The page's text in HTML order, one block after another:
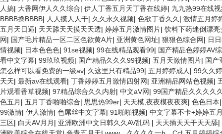
人搞| 大香网伊人久久综合| 伊人丁香五月天丁香在线婷| 九九热99在线
BBBB搡BBBB| 人人摸人人干| 久久永久视频| 色欲丁香久久 | 激情五月婷
五月天日逼| 天天舔天天摸天天透| 婷婷五月激情图片| 饮料下药迷倒漂亮
网| 国产毛片精品一区二区色欲黄A片| 亚洲黄色网址| 狠狠色综合网| 日
情视频| 日本色色色| 91se视频| 99在线精品观看99| 国产精品色婷婷AV
看中文字幕| 99玖玖视频| 国产精品久久久99视频| 五月天激情图片| 国产
怎么样可以看免费的一级av| 久这里只有精品99| 五月婷婷成人 | 99久久
天天| 最新av在线观看| 丁香婷婷五月激情四射网| 亚洲精品网站色视频|
片观看香草视频| 97精品综合久久内射| 中文aV网| 99国产精品久久久久
色五月 | 五月丁香啪啪综合| 思思热99er| 天天模,夜夜模夜夜爽| 色色日本
99激情| 伊人激情| 色屌丝中文字幕| 91啪啪视频| 中文字幕不卡+婷婷五
三区| 白天AV月月 | 亚洲欧洲中文日韩久久AV乱码 | 天天插天天干天天舔|